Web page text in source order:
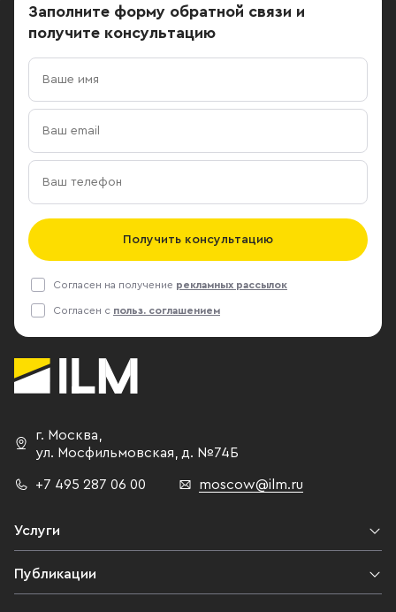
Заполните форму обратной связи и
получите консультацию
Получить консультацию
Согласен на получение рекламных рассылок
Согласен с польз. соглашением
г. Москва,
ул. Мосфильмовская, д. №74Б
+7 495 287 06 00 moscow@ilm.ru
Услуги
Публикации